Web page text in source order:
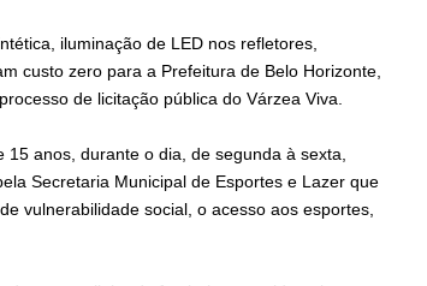
iluminação de LED nos refletores,
custo zero para a Prefeitura de Belo Horizonte,
de licitação pública do Várzea Viva.
anos, durante o dia, de segunda à sexta,
Secretaria Municipal de Esportes e Lazer que
vulnerabilidade social, o acesso aos esportes,